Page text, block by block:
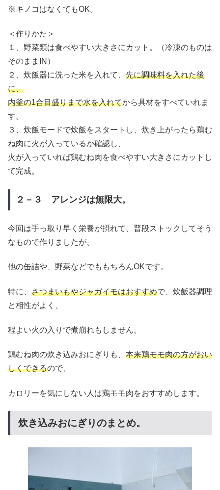
※キノコはなくてもOK。
＜作りかた＞
１、野菜類は食べやすい大きさにカット。（冷凍のものは
そのままIN）
２、炊飯器に洗った米を入れて、 先に調味料を入れた後
に、
内釜の1合目盛りまで水を入れてから具材をすべていれま
す。
３、炊飯モードで炊飯をスタートし、炊き上がったら鶏む
ね肉に火が入っているか確認し、
火が入っていれば鶏むね肉を食べやすい大きさにカットし
て完成。
２－３ アレンジは無限大。
今回は手っ取り早く栄養が摂れて、普段ストックしてそう
なもので作りましたが、
他の缶詰や、野菜などでももちろんOKです。
特に、 さつまいもやジャガイモはおすすめで、炊飯器調理
と相性がよく、
程よい火の入りで煮崩れもしません。
鶏むね肉の炊き込みおにぎりも、 本来鶏モモ肉の方がおい
しくできるので、
カロリーを気にしない人は鶏モモ肉をおすすめします。
炊き込みおにぎりのまとめ。